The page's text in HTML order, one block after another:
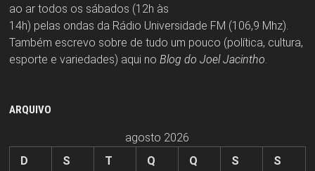
ao ar todos os sábados (12h às
14h) pelas ondas da Rádio Universidade FM (106,9 Mhz).
Também escrevo sobre de tudo um pouco (política, cultura,
esporte e variedades) aqui no Blog do Joel Jacintho.
ARQUIVO
agosto 2026
D
S T Q Q S
S